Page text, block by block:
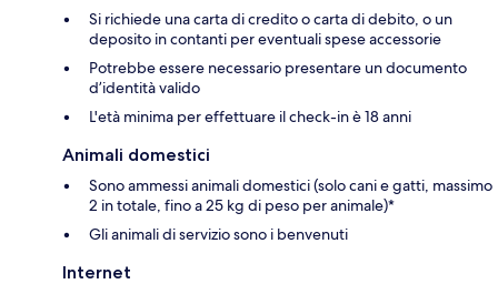
Si richiede una carta di credito o carta di debito, o un
deposito in contanti per eventuali spese accessorie
Potrebbe essere necessario presentare un documento
d’identità valido
L'età minima per effettuare il check-in è 18 anni
Animali domestici
Sono ammessi animali domestici (solo cani e gatti, massimo
2 in totale, fino a 25 kg di peso per animale)*
Gli animali di servizio sono i benvenuti
Internet